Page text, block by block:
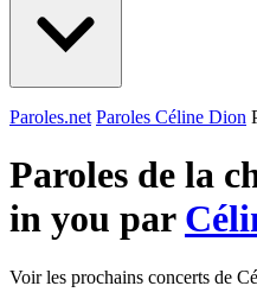
Paroles.net Paroles Céline Dion
Paroles de la
in you par
Voir les prochains concerts de